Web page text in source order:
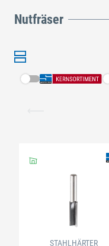
Nutfräser
STAHLHÄRTER